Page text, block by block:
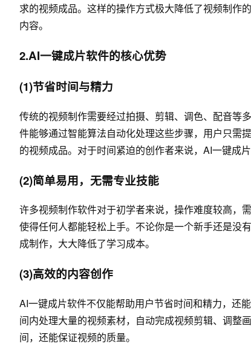
求的视频成品。这样的操作方式极大降低了视频制作
内容。
2.AI一键成片软件的核心优势
(1)节省时间与精力
传统的视频制作需要经过拍摄、剪辑、调色、配音等
件能够通过智能算法自动化处理这些步骤，用户只需
的视频成品。对于时间紧迫的创作者来说，AI一键成
(2)简单易用，无需专业技能
许多视频制作软件对于初学者来说，操作难度较高，
使得任何人都能轻松上手。不论你是一个新手还是没
成制作，大大降低了学习成本。
(3)高效的内容创作
AI一键成片软件不仅能帮助用户节省时间和精力，还
间内处理大量的视频素材，自动完成视频剪辑、调整
间，还能保证视频的质量。